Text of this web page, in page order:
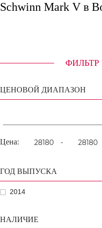
Schwinn Mark V в
ФИЛЬТР
ЦЕНОВОЙ ДИАПАЗОН
Цена: -
ГОД ВЫПУСКА
2014
НАЛИЧИЕ